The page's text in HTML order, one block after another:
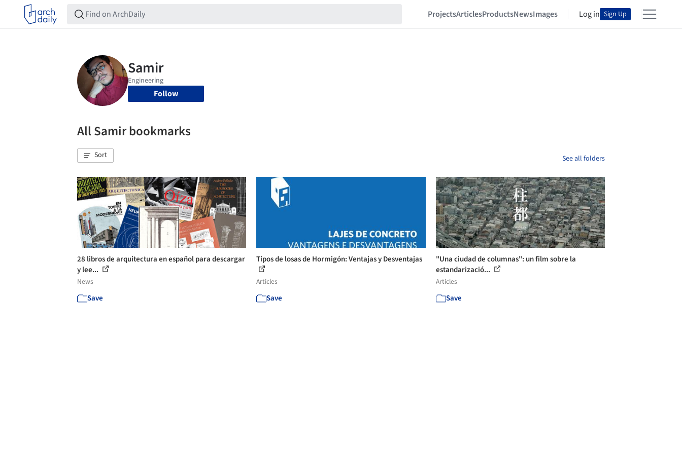
ProjectsArticlesProductsNewsImages Log in Sign Up
Follow
All Samir bookmarks
Sort See all folders
28 libros de arquitectura en español para descargar
y lee...
News
Save
Tipos de losas de Hormigón: Ventajas y Desventajas
Articles
Save
"Una ciudad de columnas": un film sobre la
estandarizació...
Articles
Save